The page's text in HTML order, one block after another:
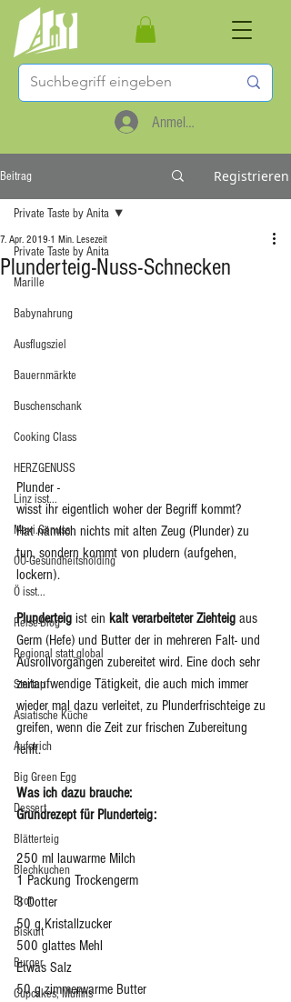
Anmelden
Beitrag Registrieren
Private Taste by Anita
Marille
Babynahrung
Ausflugsziel
Bauernmärkte
Buschenschank
Cooking Class
HERZGENUSS
Linz isst...
Maxi.Genuss
OÖ-Gesundheitsholding
Ö isst...
Reise-Blog
Regional statt global
Startup
Asiatische Küche
Aufstrich
Big Green Egg
Dessert
Blätterteig
Blechkuchen
Brot
Biskuit
Burger
Cupcakes, Muffins
Private Taste by Anita
Plunderteig-Nuss-Schnecken
7. Apr. 2019 1 Min. Lesezeit
Plunder -
wisst ihr eigentlich woher der Begriff kommt?
Hat nämlich nichts mit alten Zeug (Plunder) zu
tun, sondern kommt von pludern (aufgehen,
lockern).
Plunderteig ist ein kalt verarbeiteter Ziehteig aus
Germ (Hefe) und Butter der in mehreren Falt- und
Ausrollvorgängen zubereitet wird. Eine doch sehr
zeitaufwendige Tätigkeit, die auch mich immer
wieder mal dazu verleitet, zu Plunderfrischteige zu
greifen, wenn die Zeit zur frischen Zubereitung
fehlt.
Was ich dazu brauche:
Grundrezept für Plunderteig:
250 ml lauwarme Milch
1 Packung Trockengerm
3 Dotter
50 g Kristallzucker
500 glattes Mehl
Etwas Salz
50 g zimmerwarme Butter